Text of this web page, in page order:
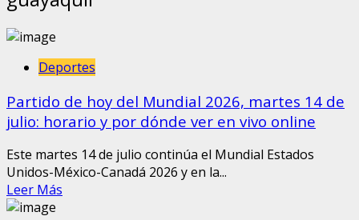
Deportes
Partido de hoy del Mundial 2026, martes 14 de
julio: horario y por dónde ver en vivo online
Este martes 14 de julio continúa el Mundial Estados
Unidos-México-Canadá 2026 y en la...
Leer Más